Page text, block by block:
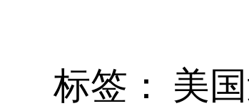
标签： 美